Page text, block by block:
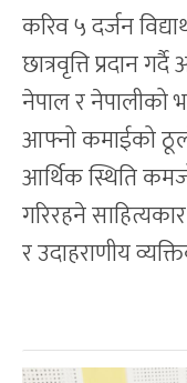
करिव ५ दर्जन
छात्रवृत्ति प्रदान
नेपाल र नेपालीको
आफ्नो कमाईको
आर्थिक स्थिति
गरिरहने
र उदाहराणीय